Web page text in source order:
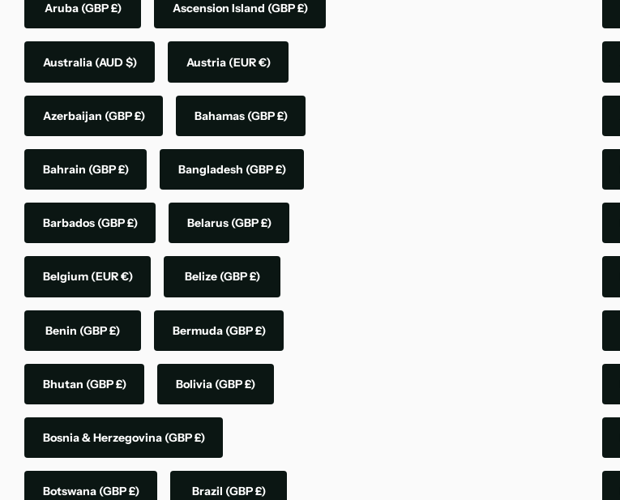
Aruba (GBP £) Ascension Island (GBP £)
Australia (AUD $) Austria (EUR €)
Azerbaijan (GBP £) Bahamas (GBP £)
Bahrain (GBP £) Bangladesh (GBP £)
Barbados (GBP £) Belarus (GBP £)
Belgium (EUR €) Belize (GBP £)
Benin (GBP £) Bermuda (GBP £)
Bhutan (GBP £) Bolivia (GBP £)
Bosnia & Herzegovina (GBP £)
Botswana (GBP £) Brazil (GBP £)